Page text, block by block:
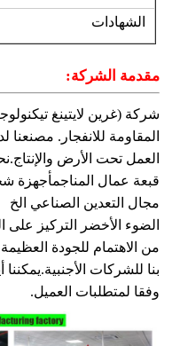
الشهادات
مقدمة الشركة:
شركة (غرين لايتينغ
المقاومة للانفجار.
العمل تحت الأرض
قبعة عمال المناجمأجهزة
مجال التعدين الصناعي الخ
الضوء الأخضر التركيز على
من الاهتمام للجودة
وفقا لمتطلبات العميل.